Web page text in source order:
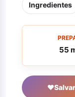
Ingredientes
55
♥